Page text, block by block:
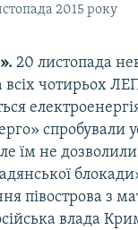
2015 року
20 листопада
всіх чотирьох
спробували
їм не дозволили
півострова з
влада